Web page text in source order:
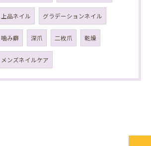
上品ネイル グラデーションネイル
噛み癖 深爪 二枚爪 乾燥
メンズネイルケア